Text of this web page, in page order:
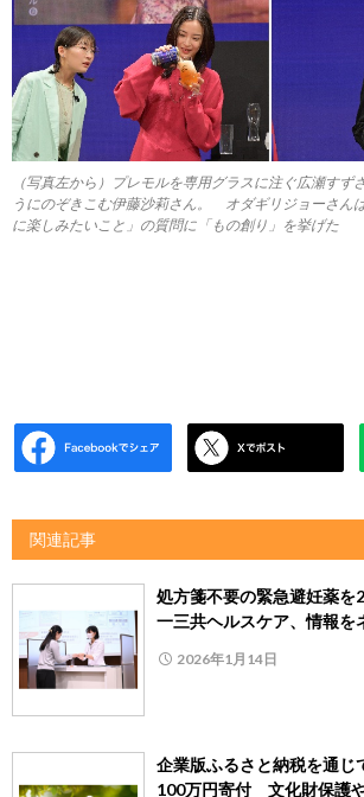
（写真左から）プレモルを専用グラスに注ぐ広瀬すず
うにのぞきこむ伊藤沙莉さん。 オダギリジョーさん
に楽しみたいこと」の質問に「もの創り」を挙げた
関連記事
処方箋不要の緊急避妊薬
一三共ヘルスケア、情報を
2026年1月14日
企業版ふるさと納税を通じ
100万円寄付 文化財保護